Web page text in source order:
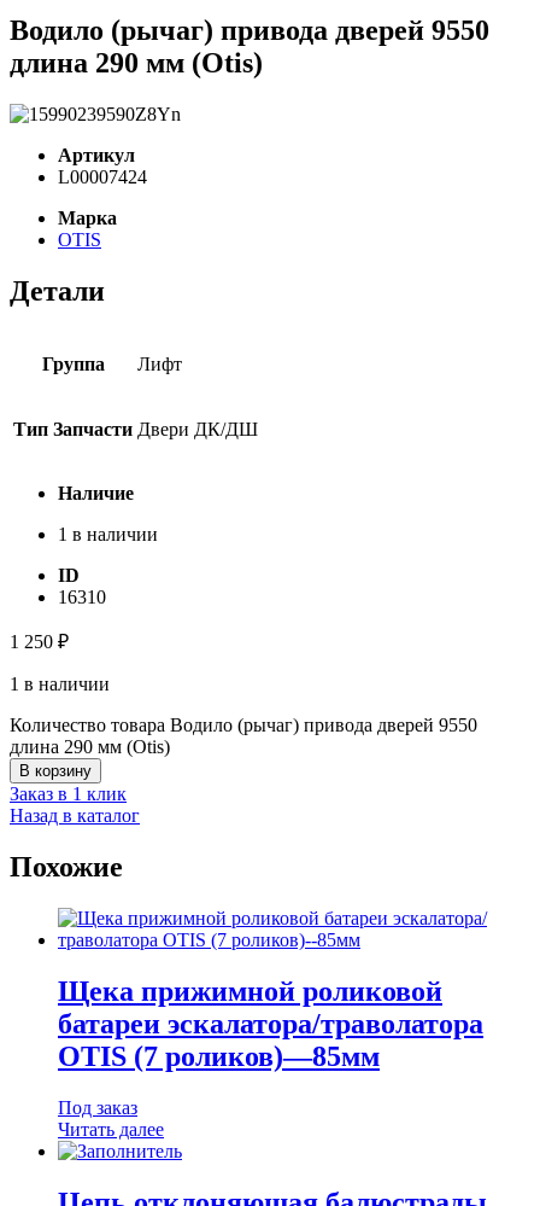
Водило (рычаг) привода дверей 9550
длина 290 мм (Otis)
Артикул
L00007424
Марка
OTIS
Детали
Группа Лифт
Тип Запчасти Двери ДК/ДШ
Наличие
1 в наличии
ID
16310
1 250 ₽
1 в наличии
Количество товара Водило (рычаг) привода дверей 9550
длина 290 мм (Otis)
В корзину
Заказ в 1 клик
Назад в каталог
Похожие
Щека прижимной роликовой
батареи эскалатора/траволатора
OTIS (7 роликов)—85мм
Под заказ
Читать далее